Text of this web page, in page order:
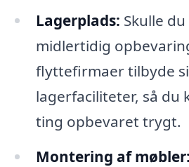
Lagerplads: Skulle
midlertidig
flyttefirmaer tilbyde
lagerfaciliteter, så du
ting opbevaret trygt.
Montering af møbler: